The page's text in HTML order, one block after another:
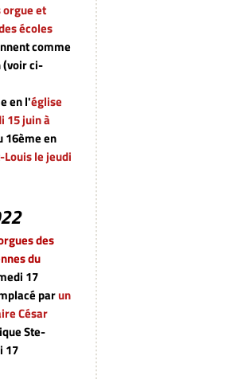
orgue et
écoles
comme
(voir ci-
en l'église
15 juin à
16ème en
Louisle jeudi
des
du
17
parun
César
Ste-
17